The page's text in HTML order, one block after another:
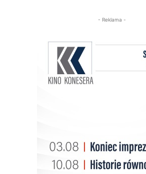
- Reklama -